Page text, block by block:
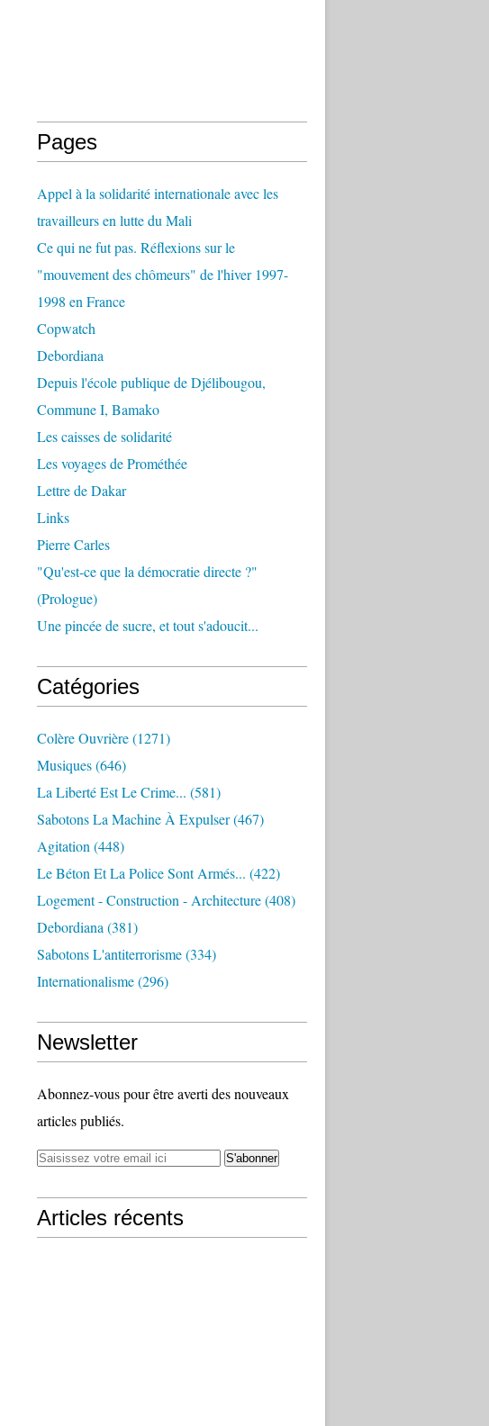
Pages
Appel à la solidarité internationale avec les
travailleurs en lutte du Mali
Ce qui ne fut pas. Réflexions sur le
"mouvement des chômeurs" de l'hiver 1997-
1998 en France
Copwatch
Debordiana
Depuis l'école publique de Djélibougou,
Commune I, Bamako
Les caisses de solidarité
Les voyages de Prométhée
Lettre de Dakar
Links
Pierre Carles
"Qu'est-ce que la démocratie directe ?"
(Prologue)
Une pincée de sucre, et tout s'adoucit...
Catégories
Colère Ouvrière(1271)
Musiques(646)
La Liberté Est Le Crime... (581)
Sabotons La Machine À Expulser(467)
Agitation (448)
Le Béton Et La Police Sont Armés... (422)
Logement - Construction - Architecture(408)
Debordiana (381)
Sabotons L'antiterrorisme(334)
Internationalisme(296)
Newsletter
Abonnez-vous pour être averti des nouveaux
articles publiés.
Articles récents